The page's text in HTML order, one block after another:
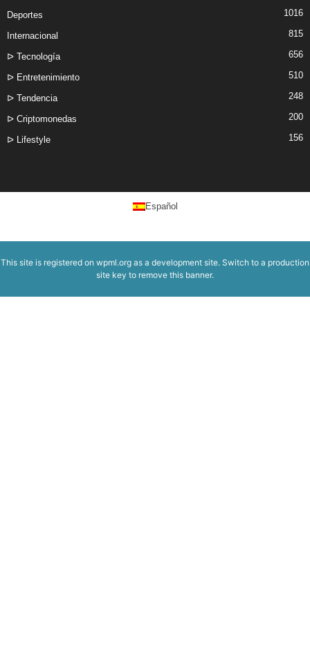
Deportes 1016
Internacional 815
ᐅ Tecnología 656
ᐅ Entretenimiento 510
ᐅ Tendencia 248
ᐅ Criptomonedas 200
ᐅ Lifestyle 156
Español
This site is registered on wpml.org as a development site. Switch to a production
site key to remove this banner.